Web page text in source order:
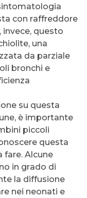
con raffreddore
invece, questo
una
da parziale
bronchi e
su questa
è importante
piccoli
questa
fare. Alcune
in grado di
la diffusione
nei neonati e